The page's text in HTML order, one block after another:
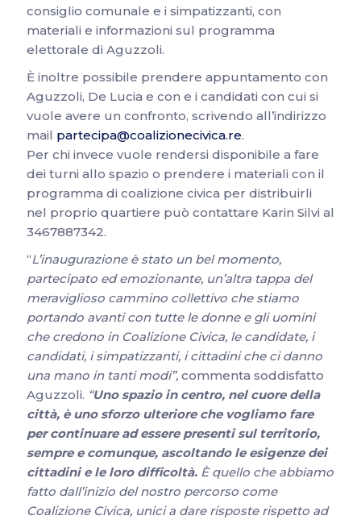
consiglio comunale e i simpatizzanti, con
materiali e informazioni sul programma
elettorale di Aguzzoli.
È inoltre possibile prendere appuntamento con
Aguzzoli, De Lucia e con e i candidati con cui si
vuole avere un confronto, scrivendo all’indirizzo
mail partecipa@coalizionecivica.re.
Per chi invece vuole rendersi disponibile a fare
dei turni allo spazio o prendere i materiali con il
programma di coalizione civica per distribuirli
nel proprio quartiere può contattare Karin Silvi al
3467887342.
“L’inaugurazione è stato un bel momento,
partecipato ed emozionante, un’altra tappa del
meraviglioso cammino collettivo che stiamo
portando avanti con tutte le donne e gli uomini
che credono in Coalizione Civica, le candidate, i
candidati, i simpatizzanti, i cittadini che ci danno
una mano in tanti modi”,commenta soddisfatto
Aguzzoli. “Uno spazio in centro, nel cuore della
città, è uno sforzo ulteriore che vogliamo fare
per continuare ad essere presenti sul territorio,
sempre e comunque, ascoltando le esigenze dei
cittadini e le loro difficoltà.È quello che abbiamo
fatto dall’inizio del nostro percorso come
Coalizione Civica, unici a dare risposte rispetto ad